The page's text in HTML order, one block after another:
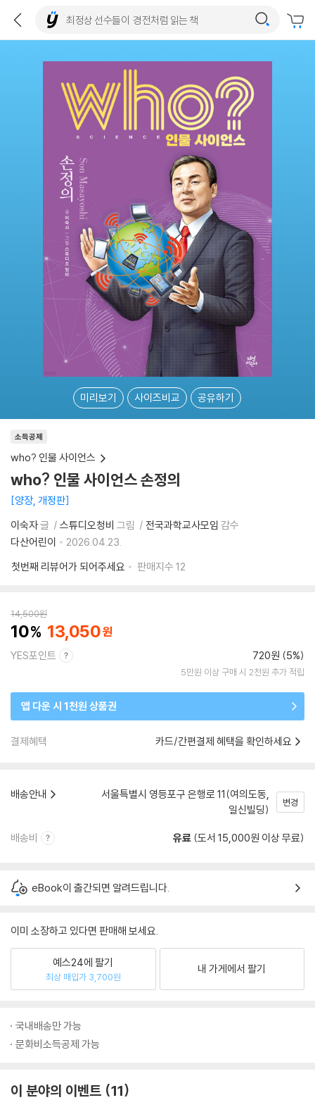
미리보기 사이즈비교 공유하기
소득공제
who? 인물 사이언스
who? 인물 사이언스 손정의
양장, 개정판
이숙자글 스튜디오청비 그림 전국과학교사모임 감수
다산어린이
2026.04.23.
첫번째 리뷰어가 되어주세요
판매지수 12
14,500원
10 13,050
YES포인트 720원 (5%)
5만원 이상 구매 시 2천원 추가 적립
앱 다운 시 1천원 상품권
결제혜택 카드/간편결제 혜택을 확인하세요
배송안내
서울특별시 영등포구 은행로 11(여의도동,
일신빌딩)
변경
배송비 유료 (도서 15,000원 이상 무료)
eBook이 출간되면 알려드립니다.
이미 소장하고 있다면 판매해 보세요.
예스24에 팔기
최상 매입가 3,700원
내 가게에서 팔기
국내배송만 가능
문화비소득공제 가능
이 분야의 이벤트 11